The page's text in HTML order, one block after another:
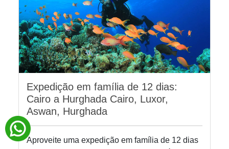
Expedição em família de 12 dias:
Cairo a Hurghada Cairo, Luxor,
Aswan, Hurghada
Aproveite uma expedição em família de 12 dias